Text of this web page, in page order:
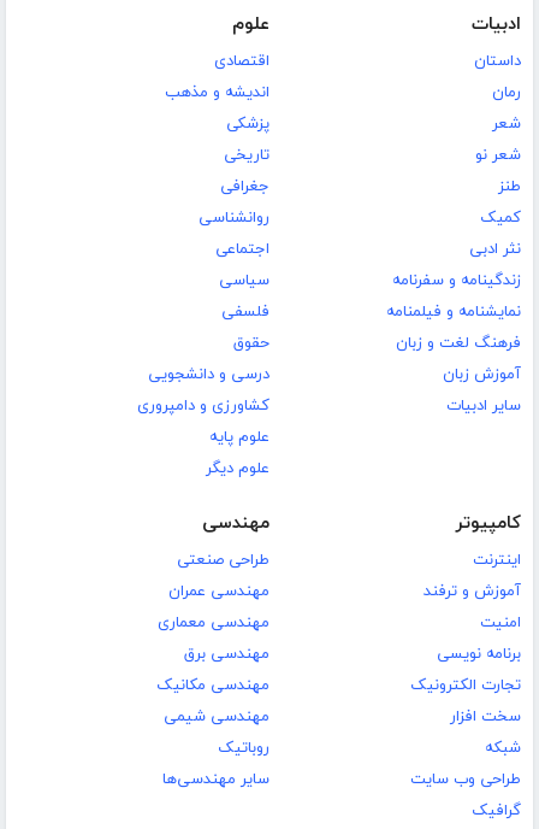
ادبیات
داستان
رمان
شعر
شعر نو
طنز
کمیک
نثر ادبی
زندگینامه و سفرنامه
نمایشنامه و فیلمنامه
فرهنگ لغت و زبان
آموزش زبان
سایر ادبیات
علوم
اقتصادی
اندیشه و مذهب
پزشکی
تاریخی
جغرافی
روانشناسی
اجتماعی
سیاسی
فلسفی
حقوق
درسی و دانشجویی
کشاورزی و دامپروری
علوم پایه
علوم دیگر
کامپیوتر
اینترنت
آموزش و ترفند
امنیت
برنامه نویسی
تجارت الکترونیک
سخت افزار
شبکه
طراحی وب سایت
گرافیک
مهندسی
طراحی صنعتی
مهندسی عمران
مهندسی معماری
مهندسی برق
مهندسی مکانیک
مهندسی شیمی
روباتیک
سایر مهندسی‌ها